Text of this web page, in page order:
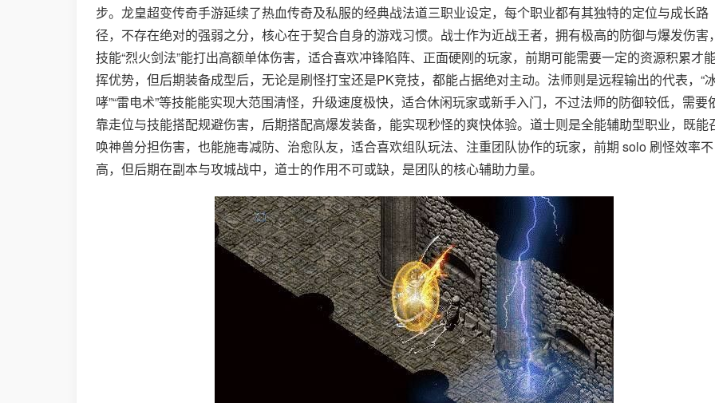
步。龙皇超变传奇手游延续了热血传奇及私服的经典战法道三职业设定，每个职业都有其独特的定位与成长路
径，不存在绝对的强弱之分，核心在于契合自身的游戏习惯。战士作为近战王者，拥有极高的防御与爆发伤害
技能“烈火剑法”能打出高额单体伤害，适合喜欢冲锋陷阵、正面硬刚的玩家，前期可能需要一定的资源积累才
挥优势，但后期装备成型后，无论是刷怪打宝还是PK竞技，都能占据绝对主动。法师则是远程输出的代表，“
哮”“雷电术”等技能能实现大范围清怪，升级速度极快，适合休闲玩家或新手入门，不过法师的防御较低，需要
靠走位与技能搭配规避伤害，后期搭配高爆发装备，能实现秒怪的爽快体验。道士则是全能辅助型职业，既能
唤神兽分担伤害，也能施毒减防、治愈队友，适合喜欢组队玩法、注重团队协作的玩家，前期 solo 刷怪效率不
高，但后期在副本与攻城战中，道士的作用不可或缺，是团队的核心辅助力量。